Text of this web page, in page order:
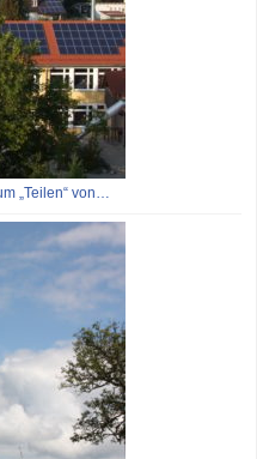
„Teilen“ von…